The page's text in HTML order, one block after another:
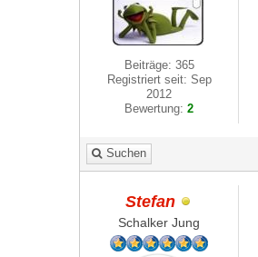
Beiträge: 365
Registriert seit: Sep
2012
Bewertung:2
Suchen
Stefan
Schalker Jung